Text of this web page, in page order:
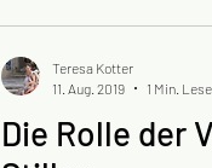
Die Rolle der
Teresa Kotter
11. Aug. 2019
1 Min.